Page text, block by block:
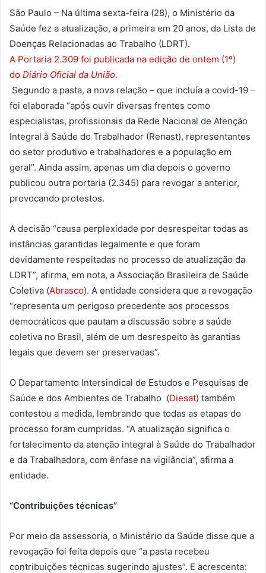
São Paulo – Na última sexta-feira (28), o Ministério da
Saúde fez a atualização, a primeira em 20 anos, da Lista de
Doenças Relacionadas ao Trabalho (LDRT).
A Portaria 2.309 foi publicada na edição de ontem (1º)
do Diário Oficial da União.
Segundo a pasta, a nova relação – que incluía a covid-19 –
foi elaborada “após ouvir diversas frentes como
especialistas, profissionais da Rede Nacional de Atenção
Integral à Saúde do Trabalhador (Renast), representantes
do setor produtivo e trabalhadores e a população em
geral”. Ainda assim, apenas um dia depois o governo
publicou outra portaria (2.345) para revogar a anterior,
provocando protestos.
A decisão “causa perplexidade por desrespeitar todas as
instâncias garantidas legalmente e que foram
devidamente respeitadas no processo de atualização da
LDRT”, afirma, em nota, a Associação Brasileira de Saúde
Coletiva (Abrasco). A entidade considera que a revogação
“representa um perigoso precedente aos processos
democráticos que pautam a discussão sobre a saúde
coletiva no Brasil, além de um desrespeito às garantias
legais que devem ser preservadas”.
O Departamento Intersindical de Estudos e Pesquisas de
Saúde e dos Ambientes de Trabalho (Diesat) também
contestou a medida, lembrando que todas as etapas do
processo foram cumpridas. “A atualização significa o
fortalecimento da atenção integral à Saúde do Trabalhador
e da Trabalhadora, com ênfase na vigilância”, afirma a
entidade.
“Contribuições técnicas”
Por meio da assessoria, o Ministério da Saúde disse que a
revogação foi feita depois que “a pasta recebeu
contribuições técnicas sugerindo ajustes”. E acrescenta: